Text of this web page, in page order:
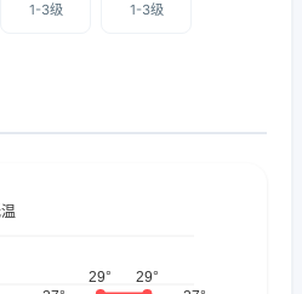
1-3级 1-3级